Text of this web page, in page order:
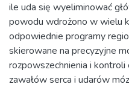
ile uda się wyeliminować
powodu wdrożono w wielu
odpowiednie programy
skierowane na precyzyjne
rozpowszechnienia i
zawałów serca i udarów